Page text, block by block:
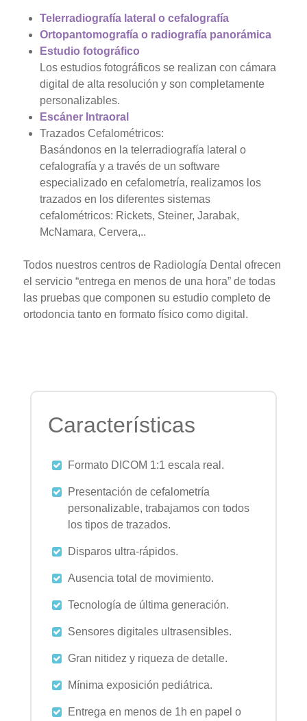
Telerradiografía lateral o cefalografía
Ortopantomografía o radiografía panorámica
Estudio fotográfico
Los estudios fotográficos se realizan con cámara
digital de alta resolución y son completamente
personalizables.
Escáner Intraoral
Trazados Cefalométricos:
Basándonos en la telerradiografía lateral o
cefalografía y a través de un software
especializado en cefalometría, realizamos los
trazados en los diferentes sistemas
cefalométricos: Rickets, Steiner, Jarabak,
McNamara, Cervera,..
Todos nuestros centros de Radiología Dental ofrecen
el servicio “entrega en menos de una hora” de todas
las pruebas que componen su estudio completo de
ortodoncia tanto en formato físico como digital.
Características
Formato DICOM 1:1 escala real.
Presentación de cefalometría
personalizable, trabajamos con todos
los tipos de trazados.
Disparos ultra-rápidos.
Ausencia total de movimiento.
Tecnología de última generación.
Sensores digitales ultrasensibles.
Gran nitidez y riqueza de detalle.
Mínima exposición pediátrica.
Entrega en menos de 1h en papel o